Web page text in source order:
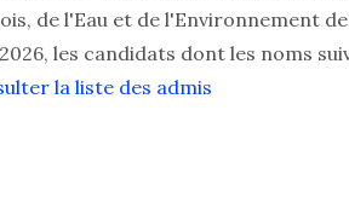
de l'Eau et de l'Environnement
les candidats dont les noms
la liste des admis